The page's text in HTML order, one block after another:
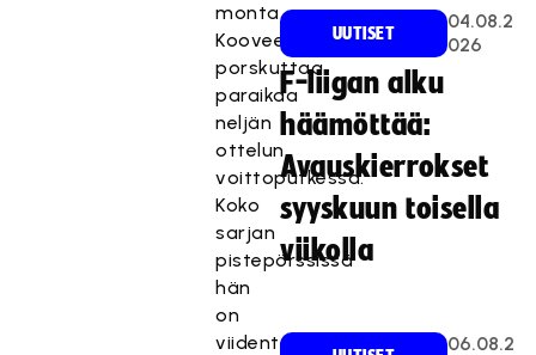
monta.
Koovee
porskuttaa
paraikaa
neljän
ottelun
voittoputkessa.
Koko
sarjan
pistepörssissä
hän
on
viidentenä.
UUTISET
04.08.2
026
F-liigan alku
häämöttää:
Avauskierrokset
syyskuun toisella
viikolla
06.08.2